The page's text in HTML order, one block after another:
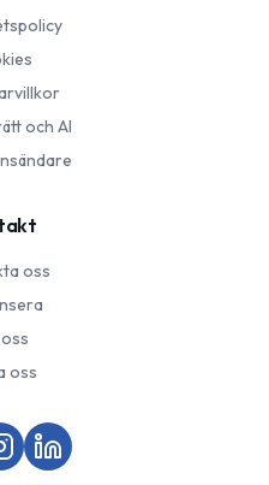
och AI
oss
oss